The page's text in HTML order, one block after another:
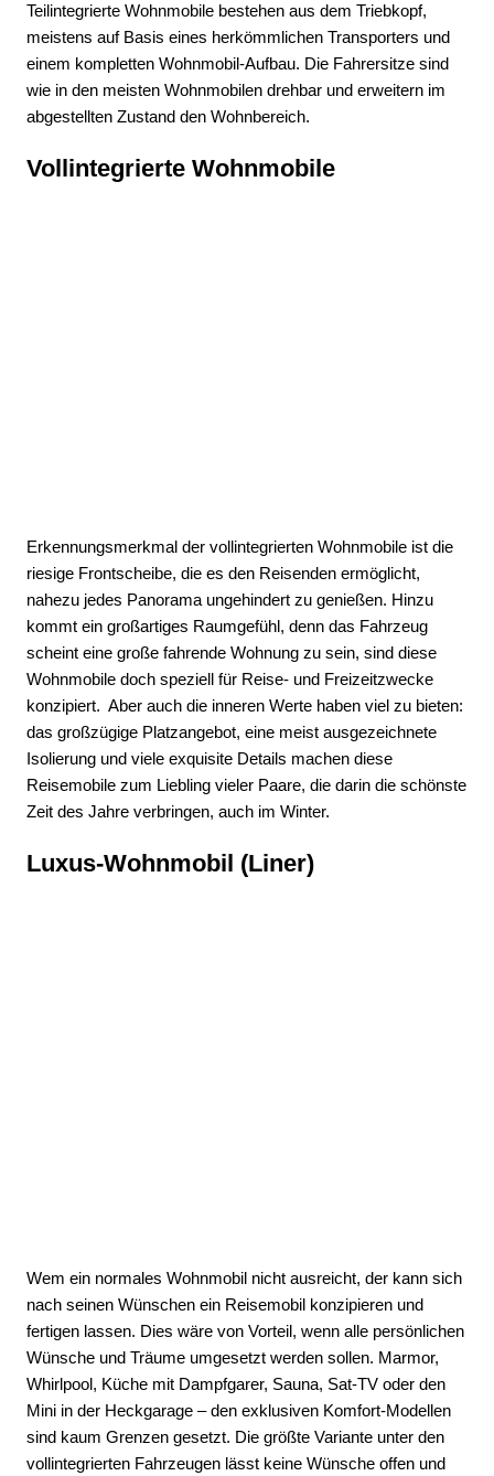
Teilintegrierte Wohnmobile bestehen aus dem Triebkopf,
meistens auf Basis eines herkömmlichen Transporters und
einem kompletten Wohnmobil-Aufbau. Die Fahrersitze sind
wie in den meisten Wohnmobilen drehbar und erweitern im
abgestellten Zustand den Wohnbereich.
Vollintegrierte Wohnmobile
Erkennungsmerkmal der vollintegrierten Wohnmobile ist die
riesige Frontscheibe, die es den Reisenden ermöglicht,
nahezu jedes Panorama ungehindert zu genießen. Hinzu
kommt ein großartiges Raumgefühl, denn das Fahrzeug
scheint eine große fahrende Wohnung zu sein, sind diese
Wohnmobile doch speziell für Reise- und Freizeitzwecke
konzipiert. Aber auch die inneren Werte haben viel zu bieten:
das großzügige Platzangebot, eine meist ausgezeichnete
Isolierung und viele exquisite Details machen diese
Reisemobile zum Liebling vieler Paare, die darin die schönste
Zeit des Jahre verbringen, auch im Winter.
Luxus-Wohnmobil (Liner)
Wem ein normales Wohnmobil nicht ausreicht, der kann sich
nach seinen Wünschen ein Reisemobil konzipieren und
fertigen lassen. Dies wäre von Vorteil, wenn alle persönlichen
Wünsche und Träume umgesetzt werden sollen. Marmor,
Whirlpool, Küche mit Dampfgarer, Sauna, Sat-TV oder den
Mini in der Heckgarage – den exklusiven Komfort-Modellen
sind kaum Grenzen gesetzt. Die größte Variante unter den
vollintegrierten Fahrzeugen lässt keine Wünsche offen und